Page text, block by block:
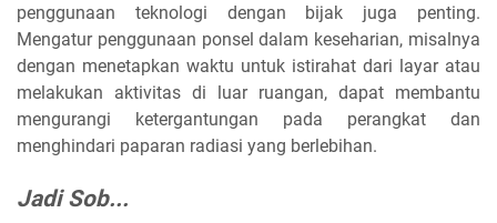
penggunaan teknologi dengan bijak juga penting.
Mengatur penggunaan ponsel dalam keseharian, misalnya
dengan menetapkan waktu untuk istirahat dari layar atau
melakukan aktivitas di luar ruangan, dapat membantu
mengurangi ketergantungan pada perangkat dan
menghindari paparan radiasi yang berlebihan.
Jadi Sob...